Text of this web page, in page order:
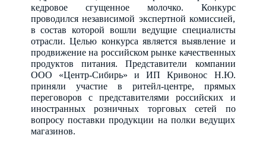
кедровое сгущенное молочко. Конкурс
проводился независимой экспертной комиссией,
в состав которой вошли ведущие специалисты
отрасли. Целью конкурса является выявление и
продвижение на российском рынке качественных
продуктов питания. Представители компании
ООО «Центр-Сибирь» и ИП Кривонос Н.Ю.
приняли участие в ритейл-центре, прямых
переговоров c представителями российских и
иностранных розничных торговых сетей по
вопросу поставки продукции на полки ведущих
магазинов.